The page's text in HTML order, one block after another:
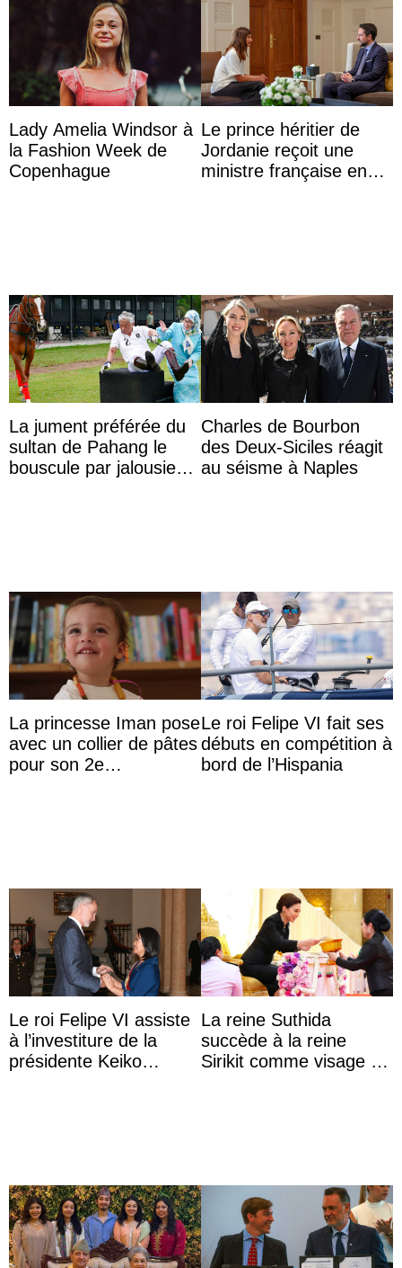
Lady Amelia Windsor à
la Fashion Week de
Copenhague
Le prince héritier de
Jordanie reçoit une
ministre française en
La jument préférée du
sultan de Pahang le
bouscule par jalousie
Charles de Bourbon
des Deux-Siciles réagit
au séisme à Naples
La princesse Iman pose
avec un collier de pâtes
pour son 2e
Le roi Felipe VI fait ses
débuts en compétition à
bord de l’Hispania
Le roi Felipe VI assiste
à l’investiture de la
présidente Keiko
La reine Suthida
succède à la reine
Sirikit comme visage de